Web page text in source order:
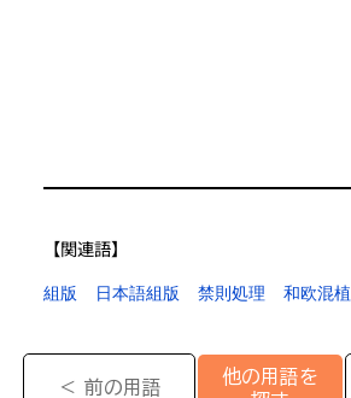
【​関連語】
組版 日本語組版 禁則処理 和欧混植
＜ 前の用語
他の用語を